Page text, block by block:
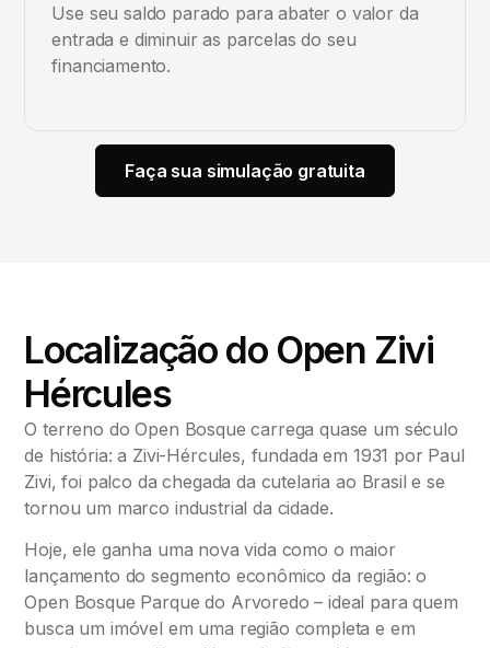
Use seu saldo parado para abater o valor da
entrada e diminuir as parcelas do seu
financiamento.
Faça sua simulação gratuita
Localização do Open Zivi
Hércules
O terreno do Open Bosque carrega quase um século
de história: a Zivi-Hércules, fundada em 1931 por Paul
Zivi, foi palco da chegada da cutelaria ao Brasil e se
tornou um marco industrial da cidade.
Hoje, ele ganha uma nova vida como o maior
lançamento do segmento econômico da região: o
Open Bosque Parque do Arvoredo – ideal para quem
busca um imóvel em uma região completa e em